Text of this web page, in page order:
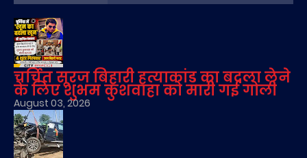
चर्चित सूरज बिहारी हत्याकांड का बदला लेने
के लिए शुभम कुशवाहा को मारी गई गोली
August 03, 2026